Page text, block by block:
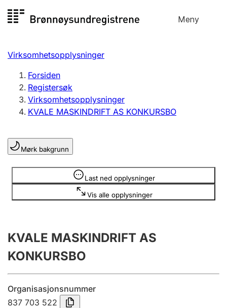
til
Meny
Registersøk
Aksjeselskap
Enkeltpersonforetak
Registrere, endre, slette
Lag og forening
Registrere, endre, slette
Innsending og forsinkelsesgebyr
Tinglysing
Virksomhetsopplysninger
Forsiden
Registersøk
Virksomhetsopplysninger
KVALE MASKINDRIFT AS KONKURSBO
Mørk bakgrunn
Last ned opplysninger
Vis alle opplysninger
Opplysninger er skjult
KVALE MASKINDRIFT AS
KONKURSBO
Organisasjonsnummer
837 703 522